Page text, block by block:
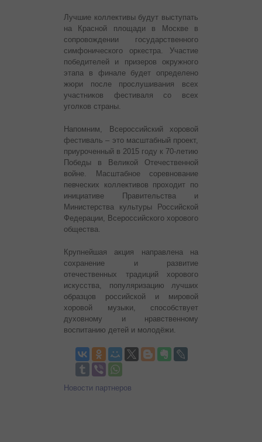
Лучшие коллективы будут выступать
на Красной площади в Москве в
сопровождении государственного
симфонического оркестра. Участие
победителей и призеров окружного
этапа в финале будет определено
жюри после прослушивания всех
участников фестиваля со всех
уголков страны.
Напомним, Всероссийский хоровой
фестиваль – это масштабный проект,
приуроченный в 2015 году к 70-летию
Победы в Великой Отечественной
войне. Масштабное соревнование
певческих коллективов проходит по
инициативе Правительства и
Министерства культуры Российской
Федерации, Всероссийского хорового
общества.
Крупнейшая акция направлена на
сохранение и развитие
отечественных традиций хорового
искусства, популяризацию лучших
образцов российской и мировой
хоровой музыки, способствует
духовному и нравственному
воспитанию детей и молодёжи.
Новости партнеров